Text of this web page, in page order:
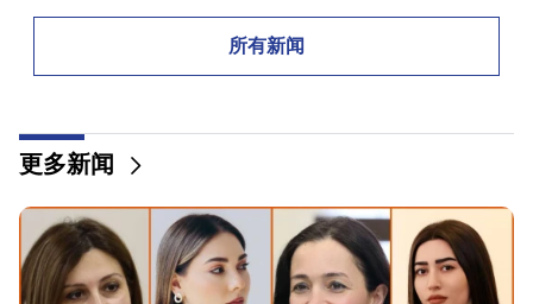
Argam Abrahamyan 被拘留两个月
许多地址将在很长一段时间内没有gas
未来几天的天气怎么样？
23:01
埃里温发生的悲惨事件
所有新闻
更多新闻